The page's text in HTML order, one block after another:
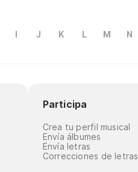
I J K L M N
Participa
Crea tu perfil musical
Envía álbumes
Envía letras
Correcciones de letras